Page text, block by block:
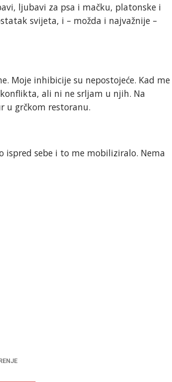
ljubavi za psa i mačku, platonske i
svijeta, i – možda i najvažnije –
Moje inhibicije su nepostojeće. Kad me
ali ni ne srljam u njih. Na
u grčkom restoranu.
ispred sebe i to me mobiliziralo. Nema